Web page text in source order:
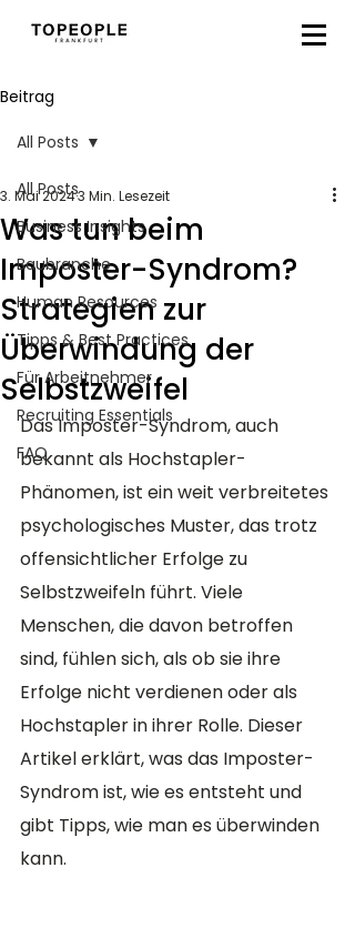
Beitrag
All Posts
Business Insights
Baubranche
Human Resources
Tipps & Best Practices
Für Arbeitnehmer
Recruiting Essentials
FAQ
All Posts
Was tun beim
Imposter-Syndrom?
Strategien zur
Überwindung der
Selbstzweifel
3. Mai 20243 Min. Lesezeit
Das Imposter-Syndrom, auch
bekannt als Hochstapler-
Phänomen, ist ein weit verbreitetes
psychologisches Muster, das trotz
offensichtlicher Erfolge zu
Selbstzweifeln führt. Viele
Menschen, die davon betroffen
sind, fühlen sich, als ob sie ihre
Erfolge nicht verdienen oder als
Hochstapler in ihrer Rolle. Dieser
Artikel erklärt, was das Imposter-
Syndrom ist, wie es entsteht und
gibt Tipps, wie man es überwinden
kann.